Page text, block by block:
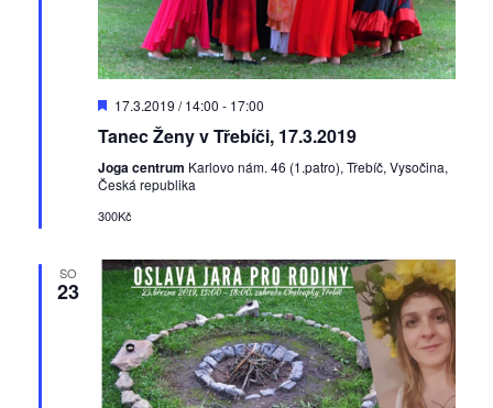
r
o
e
n
í
a
z
z
o
b
z
í
A
k
c
e
D
p
r
u
č
e
é
17.3.2019 / 14:00 - 17:00
Tanec Ženy v Třebíči, 17.3.2019
Joga centrum Karlovo nám. 46 (1.patro), Třebíč, Vysočina,
Česká republika
300Kč
SO
23